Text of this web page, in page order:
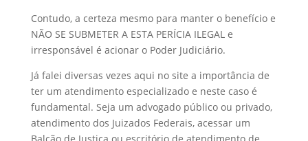
Contudo, a certeza mesmo para manter o benefício e
NÃO SE SUBMETER A ESTA PERÍCIA ILEGAL e
irresponsável é acionar o Poder Judiciário.
Já falei diversas vezes aqui no site a importância de
ter um atendimento especializado e neste caso é
fundamental. Seja um advogado público ou privado,
atendimento dos Juizados Federais, acessar um
Balcão de Justiça ou escritório de atendimento de